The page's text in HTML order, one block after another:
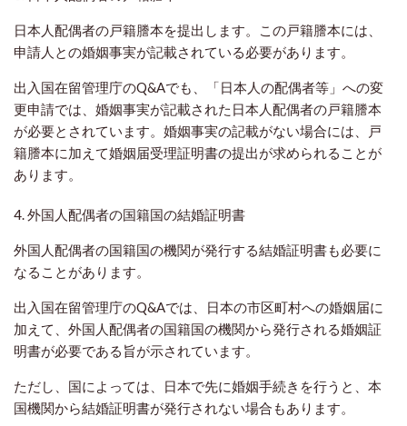
日本人配偶者の戸籍謄本を提出します。この戸籍謄本には、
申請人との婚姻事実が記載されている必要があります。
出入国在留管理庁のQ&Aでも、「日本人の配偶者等」への変
更申請では、婚姻事実が記載された日本人配偶者の戸籍謄本
が必要とされています。婚姻事実の記載がない場合には、戸
籍謄本に加えて婚姻届受理証明書の提出が求められることが
あります。
4. 外国人配偶者の国籍国の結婚証明書
外国人配偶者の国籍国の機関が発行する結婚証明書も必要に
なることがあります。
出入国在留管理庁のQ&Aでは、日本の市区町村への婚姻届に
加えて、外国人配偶者の国籍国の機関から発行される婚姻証
明書が必要である旨が示されています。
ただし、国によっては、日本で先に婚姻手続きを行うと、本
国機関から結婚証明書が発行されない場合もあります。